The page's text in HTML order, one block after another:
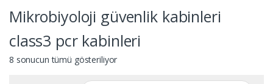
Mikrobiyoloji güvenlik kabinleri
class3 pcr kabinleri
8 sonucun tümü gösteriliyor